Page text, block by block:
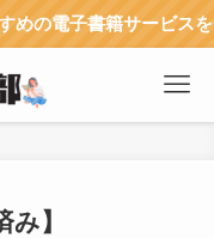
サービスをチェック→
】